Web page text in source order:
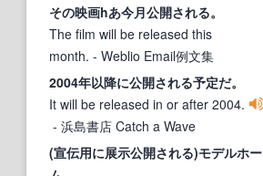
その映画hあ今月公開される。
The film will be released this
month. - Weblio Email例文集
2004年以降に公開される予定だ。
It will be released in or after 2004.
- 浜島書店 Catch a Wave
(宣伝用に展示公開される)モデルホー